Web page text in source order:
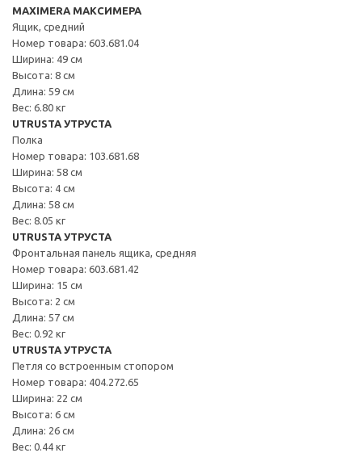
MAXIMERA МАКСИМЕРА
Ящик, средний
Номер товара: 603.681.04
Ширина: 49 см
Высота: 8 см
Длина: 59 см
Вес: 6.80 кг
UTRUSTA УТРУСТА
Полка
Номер товара: 103.681.68
Ширина: 58 см
Высота: 4 см
Длина: 58 см
Вес: 8.05 кг
UTRUSTA УТРУСТА
Фронтальная панель ящика, средняя
Номер товара: 603.681.42
Ширина: 15 см
Высота: 2 см
Длина: 57 см
Вес: 0.92 кг
UTRUSTA УТРУСТА
Петля со встроенным стопором
Номер товара: 404.272.65
Ширина: 22 см
Высота: 6 см
Длина: 26 см
Вес: 0.44 кг